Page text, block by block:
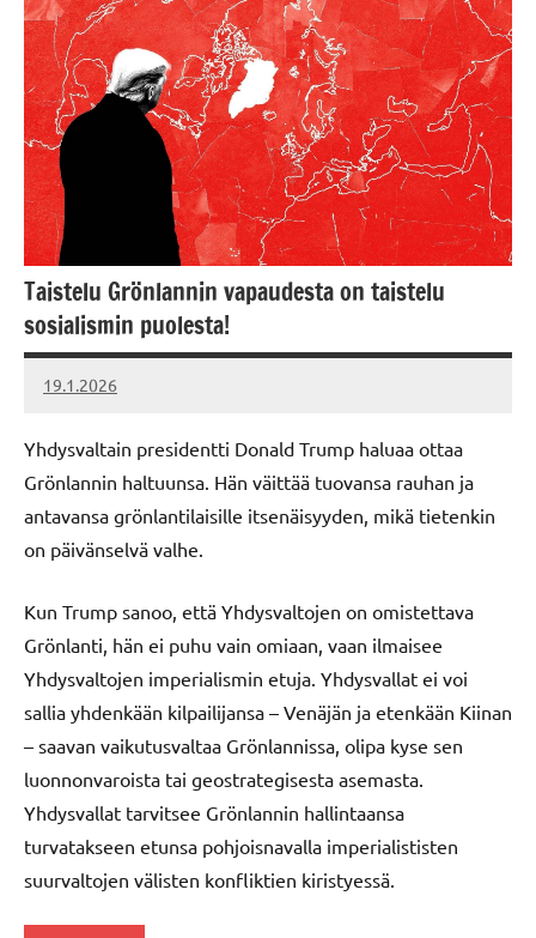
Taistelu Grönlannin vapaudesta on taistelu
sosialismin puolesta!
19.1.2026
Vallankumous
Yhdysvaltain presidentti Donald Trump haluaa ottaa
Grönlannin haltuunsa. Hän väittää tuovansa rauhan ja
antavansa grönlantilaisille itsenäisyyden, mikä tietenkin
on päivänselvä valhe.
Kun Trump sanoo, että Yhdysvaltojen on omistettava
Grönlanti, hän ei puhu vain omiaan, vaan ilmaisee
Yhdysvaltojen imperialismin etuja. Yhdysvallat ei voi
sallia yhdenkään kilpailijansa – Venäjän ja etenkään Kiinan
– saavan vaikutusvaltaa Grönlannissa, olipa kyse sen
luonnonvaroista tai geostrategisesta asemasta.
Yhdysvallat tarvitsee Grönlannin hallintaansa
turvatakseen etunsa pohjoisnavalla imperialististen
suurvaltojen välisten konfliktien kiristyessä.